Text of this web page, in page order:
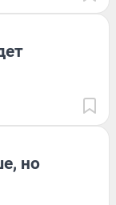
но